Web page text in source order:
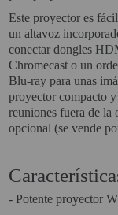
CASA
PROYECTOR
EDUCACION
PROYECTOR
MUNDIAL 2026
PROYECTOR
NATIVOS
Este proyector es
un altavoz
conectar dongles
Chromecast o un
Blu-ray para unas
proyector compacto
reuniones fuera de la
opcional (se vende
- Potente proyector